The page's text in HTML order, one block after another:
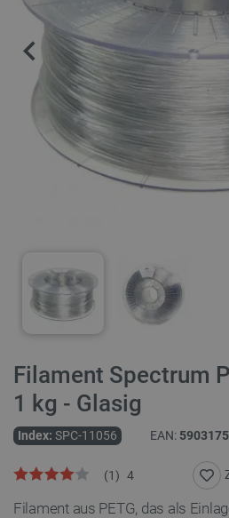
Filament Spectrum
1 kg - Glasig
Index: SPC-11056 EAN:
4
(1)
Filament aus PETG, das als